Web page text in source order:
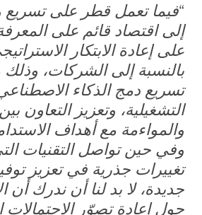
فيما تعمل قطر على تسريع
إلى اقتصاد قائم على
على إعادة الابتكار
بالنسبة إلى الشركات،
تسريع دمج الذكاء
التشغيلية، وتعزيز التعاون
والمواءمة مع أهداف
وفي حين تواصل التقنيات
تغييرات جذرية في تعزيز
جديدة، لا بد لنا أن ندرك أن
حول إعادة تصوّر الاحتمالات